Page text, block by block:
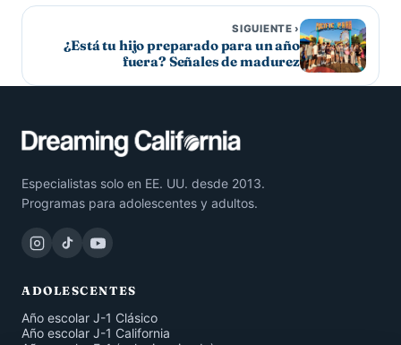
SIGUIENTE ›
¿Está tu hijo preparado para un año
fuera? Señales de madurez
Especialistas solo en EE. UU. desde 2013.
Programas para adolescentes y adultos.
ADOLESCENTES
Año escolar J-1 Clásico
Año escolar J-1 California